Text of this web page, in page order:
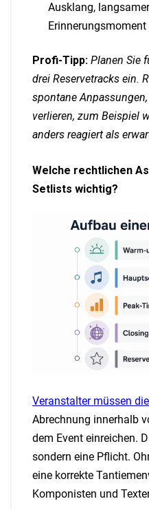
Ausklang,
Profi-Tipp: Planen Sie
drei Reservetracks ein.
spontane
verlieren, zum Beispiel
anders reagiert als
Welche rechtlichen
Setlists wichtig?
Veranstalter müssen
Abrechnung innerhalb
dem Event einreichen.
sondern eine Pflicht.
eine korrekte
Komponisten und